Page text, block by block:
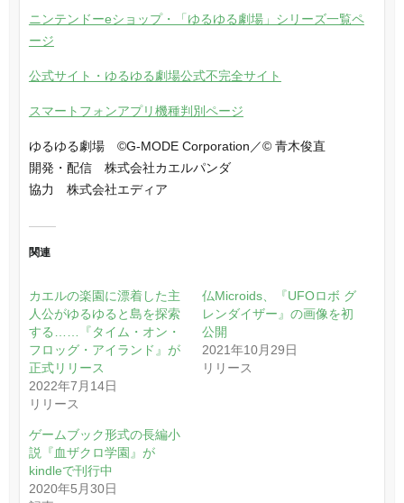
ニンテンドーeショップ・「ゆるゆる劇場」シリーズ一覧ペ
ージ
公式サイト・ゆるゆる劇場公式不完全サイト
スマートフォンアプリ機種判別ページ
ゆるゆる劇場 ©G-MODE Corporation／© 青木俊直
開発・配信 株式会社カエルパンダ
協力 株式会社エディア
関連
カエルの楽園に漂着した主
人公がゆるゆると島を探索
する……『タイム・オン・
フロッグ・アイランド』が
正式リリース
2022年7月14日
リリース
仏Microids、『UFOロボ グ
レンダイザー』の画像を初
公開
2021年10月29日
リリース
ゲームブック形式の長編小
説『血ザクロ学園』が
kindleで刊行中
2020年5月30日